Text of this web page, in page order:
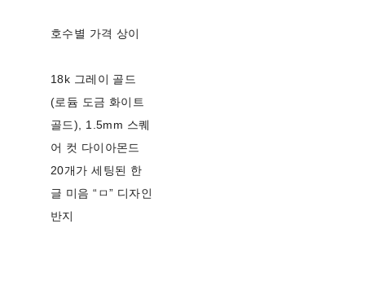
호수별 가격 상이
18k 그레이 골드
(로듐 도금 화이트
골드), 1.5mm 스퀘
어 컷 다이아몬드
20개가 세팅된 한
글 미음 “ㅁ” 디자인
반지